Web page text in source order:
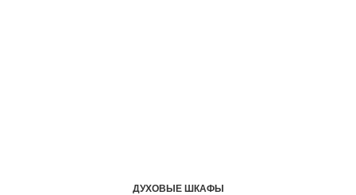
ДУХОВЫЕ ШКАФЫ